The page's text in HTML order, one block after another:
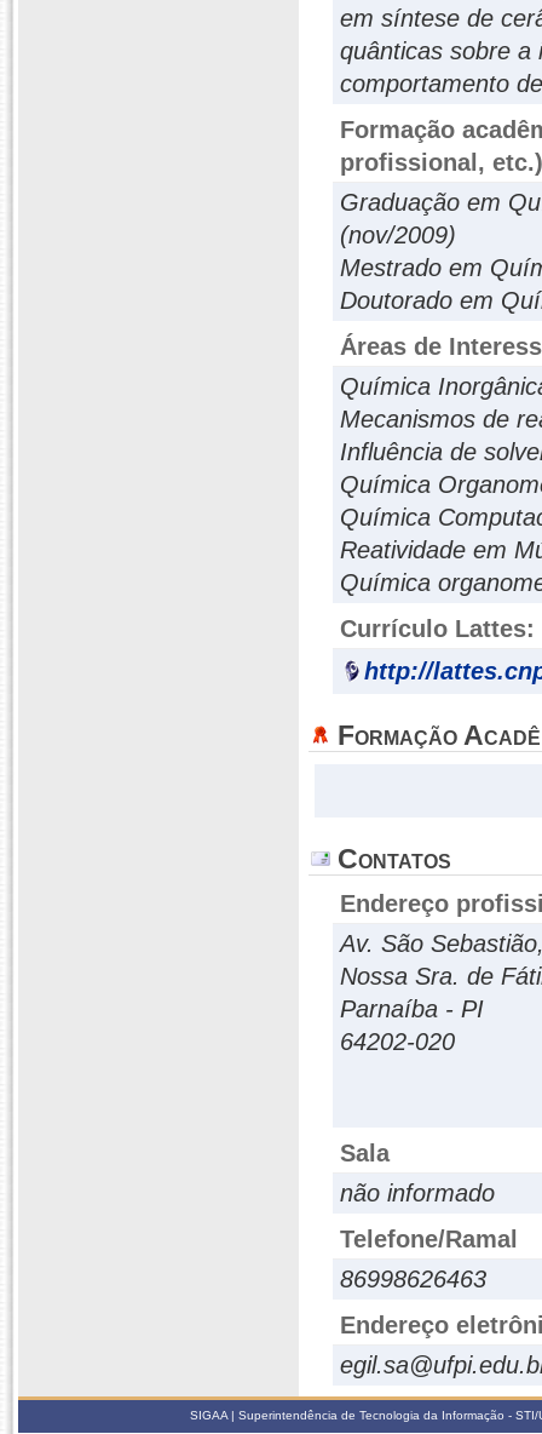
em síntese de
quânticas sobre a
comportamento
Formação
profissional, etc.)
Graduação em
(nov/2009)
Mestrado em
Doutorado em
Áreas de
Química
Mecanismos de
Influência de
Química
Química
Reatividade em
Química
Currículo Lattes:
http://
Formação
Contatos
Endereço
Av. São
Nossa Sra. de
Parnaíba - PI
64202-020
Sala
não informado
Telefone/Ramal
86998626463
Endereço
SIGAA | Superintendência de Tecnologia da Informação -